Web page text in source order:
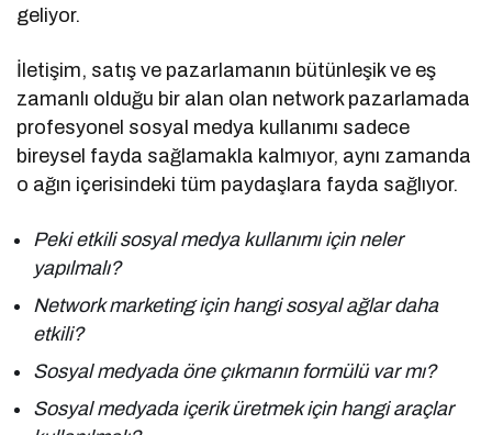
geliyor.
İletişim, satış ve pazarlamanın bütünleşik ve eş
zamanlı olduğu bir alan olan network pazarlamada
profesyonel sosyal medya kullanımı sadece
bireysel fayda sağlamakla kalmıyor, aynı zamanda
o ağın içerisindeki tüm paydaşlara fayda sağlıyor.
Peki etkili sosyal medya kullanımı için neler
yapılmalı?
Network marketing için hangi sosyal ağlar daha
etkili?
Sosyal medyada öne çıkmanın formülü var mı?
Sosyal medyada içerik üretmek için hangi araçlar